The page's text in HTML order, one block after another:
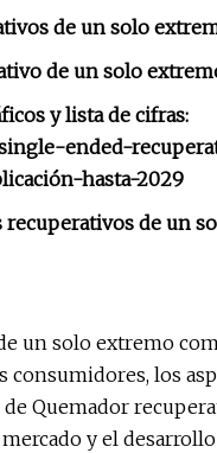
de un solo
de un solo
y lista de cifras:
ended-
hasta-2029
recuperativos de un
un solo extremo
los
Quemador
y el